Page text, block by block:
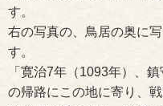
す。
右の写真の、鳥居の奥に
す。
「寛治7年（1093年）、
の帰路にこの地に寄り、